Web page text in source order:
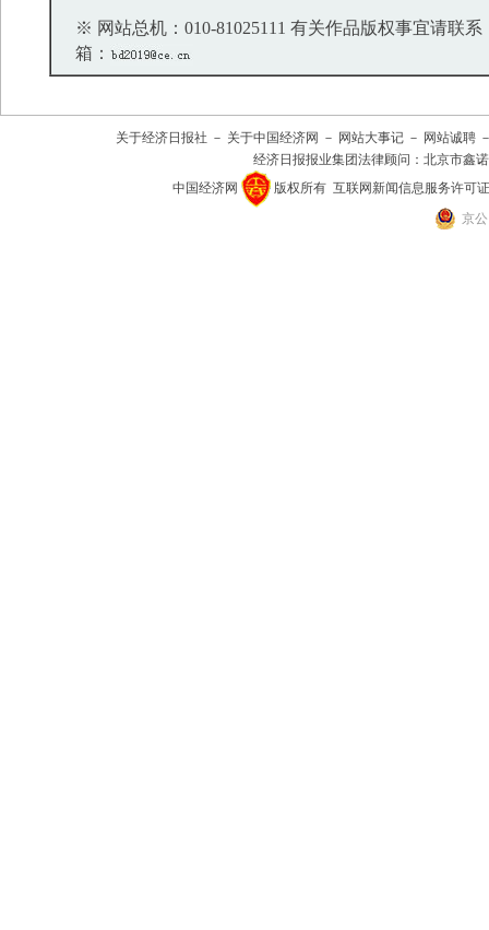
※ 网站总机：010-81025111 有关作品版权事宜请联系
箱：
关于经济日报社 － 关于中国经济网 － 网站大事记 － 网站诚聘
经济日报报业集团法律顾问： 北京市鑫
中国经济网
版权所有 互联网新闻信息服务许可证
京公